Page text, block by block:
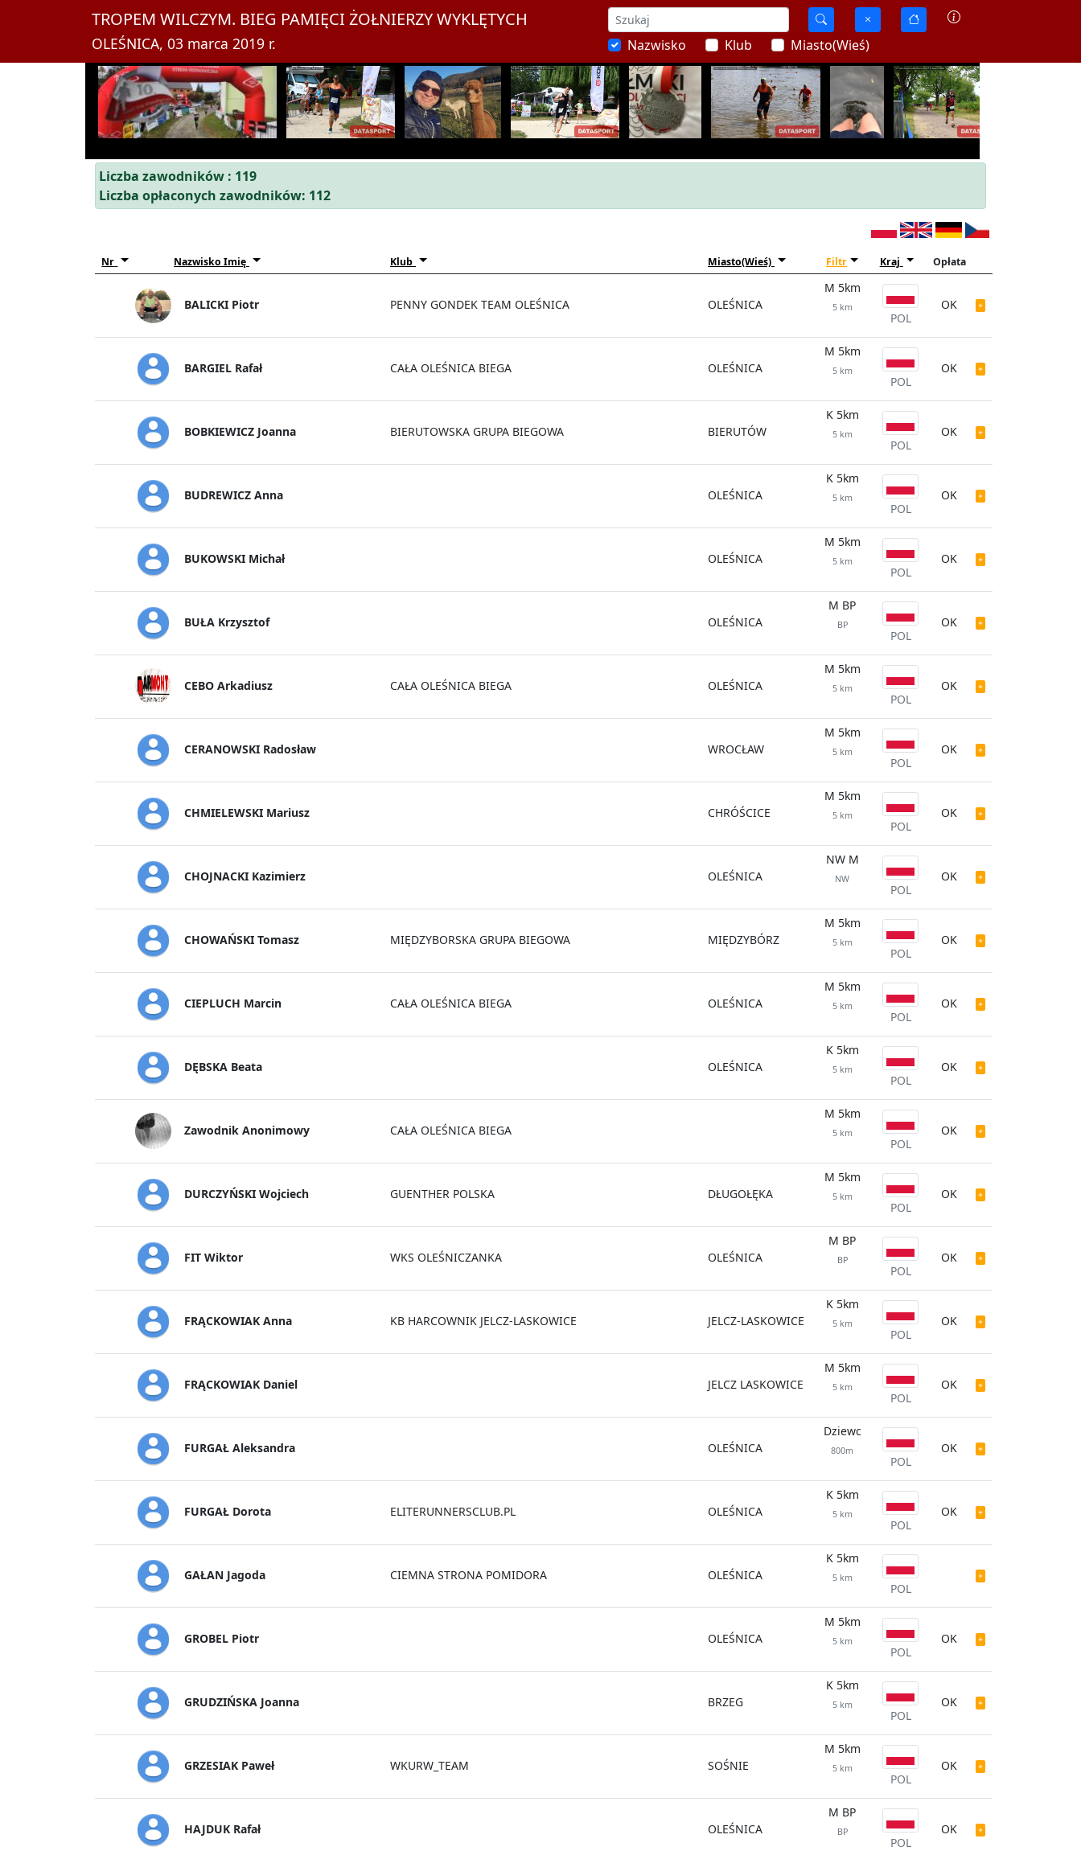
TROPEM WILCZYM. BIEG PAMIĘCI ŻOŁNIERZY WYKLĘTYCH
OLEŚNICA, 03 marca 2019 r. Nazwisko Klub Miasto(Wieś)
Liczba zawodników : 119
Liczba opłaconych zawodników: 112
Nr Nazwisko Imię Klub Miasto(Wieś) Filtr Kraj Opłata
BALICKI Piotr PENNY GONDEK TEAM OLEŚNICA OLEŚNICA
M 5km
5 km
POL
OK
BARGIEL Rafał CAŁA OLEŚNICA BIEGA OLEŚNICA
M 5km
5 km
POL
OK
BOBKIEWICZ Joanna BIERUTOWSKA GRUPA BIEGOWA BIERUTÓW
K 5km
5 km
POL
OK
BUDREWICZ Anna OLEŚNICA
K 5km
5 km
POL
OK
BUKOWSKI Michał OLEŚNICA
M 5km
5 km
POL
OK
BUŁA Krzysztof OLEŚNICA
M BP
BP
POL
OK
CEBO Arkadiusz CAŁA OLEŚNICA BIEGA OLEŚNICA
M 5km
5 km
POL
OK
CERANOWSKI Radosław WROCŁAW
M 5km
5 km
POL
OK
CHMIELEWSKI Mariusz CHRÓŚCICE
M 5km
5 km
POL
OK
CHOJNACKI Kazimierz OLEŚNICA
NW M
NW
POL
OK
CHOWAŃSKI Tomasz MIĘDZYBORSKA GRUPA BIEGOWA MIĘDZYBÓRZ
M 5km
5 km
POL
OK
CIEPLUCH Marcin CAŁA OLEŚNICA BIEGA OLEŚNICA
M 5km
5 km
POL
OK
DĘBSKA Beata OLEŚNICA
K 5km
5 km
POL
OK
Zawodnik Anonimowy CAŁA OLEŚNICA BIEGA
M 5km
5 km
POL
OK
DURCZYŃSKI Wojciech GUENTHER POLSKA DŁUGOŁĘKA
M 5km
5 km
POL
OK
FIT Wiktor WKS OLEŚNICZANKA OLEŚNICA
M BP
BP
POL
OK
FRĄCKOWIAK Anna KB HARCOWNIK JELCZ-LASKOWICE JELCZ-LASKOWICE
K 5km
5 km
POL
OK
FRĄCKOWIAK Daniel JELCZ LASKOWICE
M 5km
5 km
POL
OK
FURGAŁ Aleksandra OLEŚNICA
Dziewc
800m
POL
OK
FURGAŁ Dorota ELITERUNNERSCLUB.PL OLEŚNICA
K 5km
5 km
POL
OK
GAŁAN Jagoda CIEMNA STRONA POMIDORA OLEŚNICA
K 5km
5 km
POL
GROBEL Piotr OLEŚNICA
M 5km
5 km
POL
OK
GRUDZIŃSKA Joanna BRZEG
K 5km
5 km
POL
OK
GRZESIAK Paweł WKURW_TEAM SOŚNIE
M 5km
5 km
POL
OK
HAJDUK Rafał OLEŚNICA
M BP
BP
POL
OK